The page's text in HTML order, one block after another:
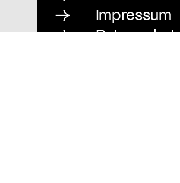
Impressum